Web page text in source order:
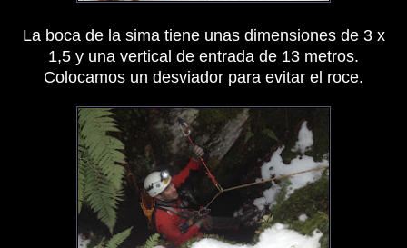
La boca de la sima tiene unas dimensiones de 3 x
1,5 y una vertical de entrada de 13 metros.
Colocamos un desviador para evitar el roce.